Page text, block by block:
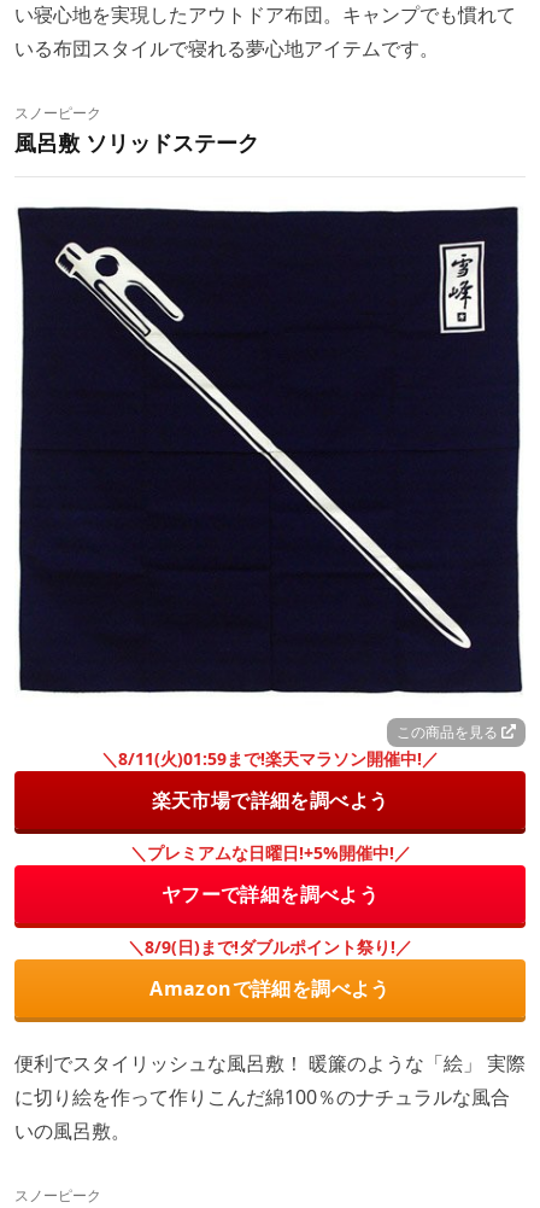
い寝心地を実現したアウトドア布団。キャンプでも慣れて
いる布団スタイルで寝れる夢心地アイテムです。
スノーピーク
風呂敷 ソリッドステーク
この商品を見る
＼8/11(火)01:59まで!楽天マラソン開催中!／
楽天市場で詳細を調べよう
＼プレミアムな日曜日!+5%開催中!／
ヤフーで詳細を調べよう
＼8/9(日)まで!ダブルポイント祭り!／
Amazonで詳細を調べよう
便利でスタイリッシュな風呂敷！ 暖簾のような「絵」 実際
に切り絵を作って作りこんだ綿100％のナチュラルな風合
いの風呂敷。
スノーピーク